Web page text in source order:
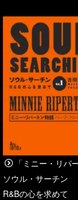
「ミニー・リパ
ソウル・サーチン
R&Bの心を求めて